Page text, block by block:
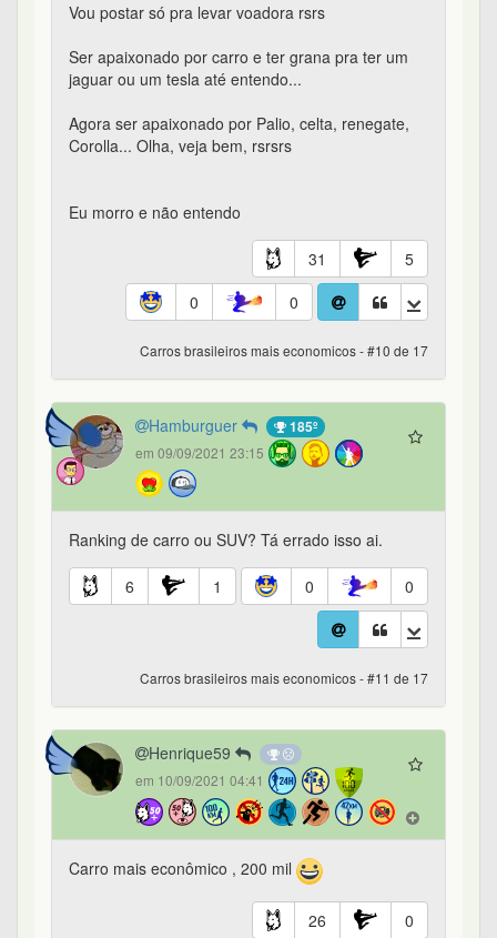
Vou postar só pra levar voadora rsrs
Ser apaixonado por carro e ter grana pra ter um
jaguar ou um tesla até entendo...
Agora ser apaixonado por Palio, celta, renegate,
Corolla... Olha, veja bem, rsrsrs
Eu morro e não entendo
31
5
0
0
Carros brasileiros mais economicos - #10 de 17
Hamburguer 185º
em 09/09/2021 23:15
Ranking de carro ou SUV? Tá errado isso ai.
6 1 0 0
Carros brasileiros mais economicos - #11 de 17
Henrique59
em 10/09/2021 04:41
Carro mais econômico , 200 mil
26 0